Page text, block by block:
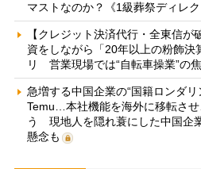
マストなのか？《1級葬祭ディレク
【クレジット決済代行・全東信
資をしながら「20年以上の粉飾決
リ 営業現場では“自転車操業”の
急増する中国企業の“国籍ロンダ
Temu…本社機能を海外に移転さ
う 現地人を隠れ蓑にした中国企
懸念も